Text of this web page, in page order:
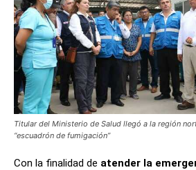
Titular del Ministerio de Salud llegó a la región
“escuadrón de fumigación”
Con la finalidad de atender la